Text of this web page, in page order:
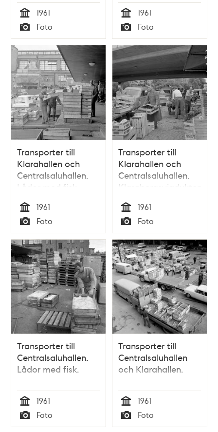
Tid
1961
Typ
Foto Tid
1961
Typ
Foto
Transporter till
Klarahallen och
Centralsaluhallen.
Lådor med fisk.
Tid
1961
Typ
Foto
Transporter till
Klarahallen och
Centralsaluhallen.
Klarabergsviadukten
passererar ovanför
Klara Strand.
Tid
1961
Typ
Foto
Transporter till
Centralsaluhallen.
Lådor med fisk.
Tid
1961
Typ
Foto
Transporter till
Centralsaluhallen
och Klarahallen.
Tid
1961
Typ
Foto